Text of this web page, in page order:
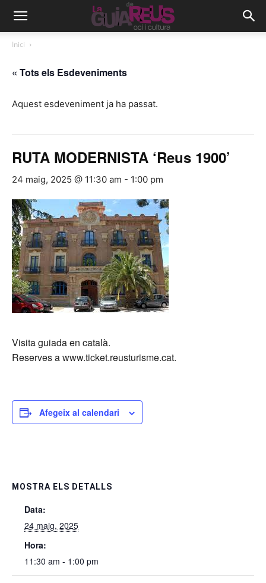
Inici
« Tots els Esdeveniments
Aquest esdeveniment ja ha passat.
RUTA MODERNISTA ‘Reus 1900’
24 maig, 2025 @ 11:30 am - 1:00 pm
Visita guiada en català.
Reserves a www.ticket.reusturisme.cat.
Afegeix al calendari
MOSTRA ELS DETALLS
Data:
24 maig, 2025
Hora:
11:30 am - 1:00 pm